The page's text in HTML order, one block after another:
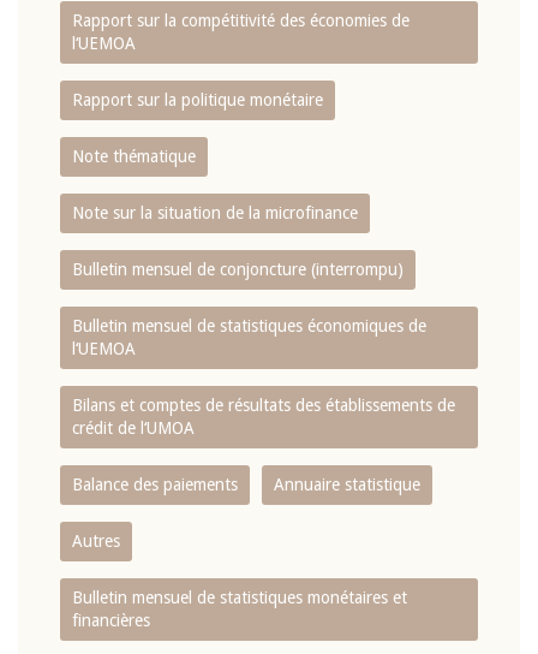
Rapport sur la compétitivité des économies de
l‘UEMOA
Rapport sur la politique monétaire
Note thématique
Note sur la situation de la microfinance
Bulletin mensuel de conjoncture (interrompu)
Bulletin mensuel de statistiques économiques de
l‘UEMOA
Bilans et comptes de résultats des établissements de
crédit de l‘UMOA
Balance des paiements Annuaire statistique
Autres
Bulletin mensuel de statistiques monétaires et
financières